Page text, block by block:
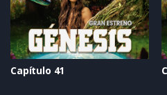
Capítulo 41